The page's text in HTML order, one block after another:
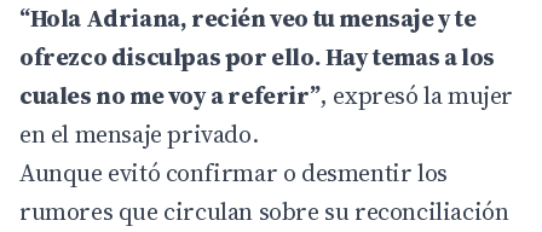
“Hola Adriana, recién veo tu mensaje y te
ofrezco disculpas por ello. Hay temas a los
cuales no me voy a referir”, expresó la mujer
en el mensaje privado.
Aunque evitó confirmar o desmentir los
rumores que circulan sobre su reconciliación